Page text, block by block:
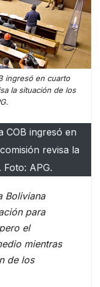
ingresó en cuarto
la situación de los
COB ingresó en
revisa la
Foto: APG.
Boliviana
para
el
mientras
de los